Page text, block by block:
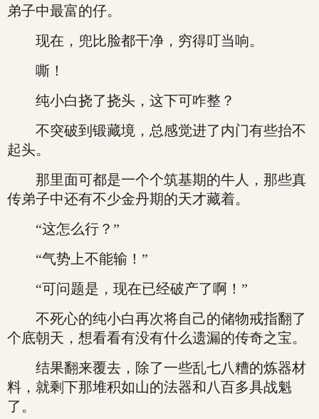
弟子中最富的仔。
现在，兜比脸都干净，穷得叮当响。
嘶！
纯小白挠了挠头，这下可咋整？
不突破到锻藏境，总感觉进了内门有些抬不
起头。
那里面可都是一个个筑基期的牛人，那些真
传弟子中还有不少金丹期的天才藏着。
“这怎么行？”
“气势上不能输！”
“可问题是，现在已经破产了啊！”
不死心的纯小白再次将自己的储物戒指翻了
个底朝天，想看看有没有什么遗漏的传奇之宝。
结果翻来覆去，除了一些乱七八糟的炼器材
料，就剩下那堆积如山的法器和八百多具战魁
了。